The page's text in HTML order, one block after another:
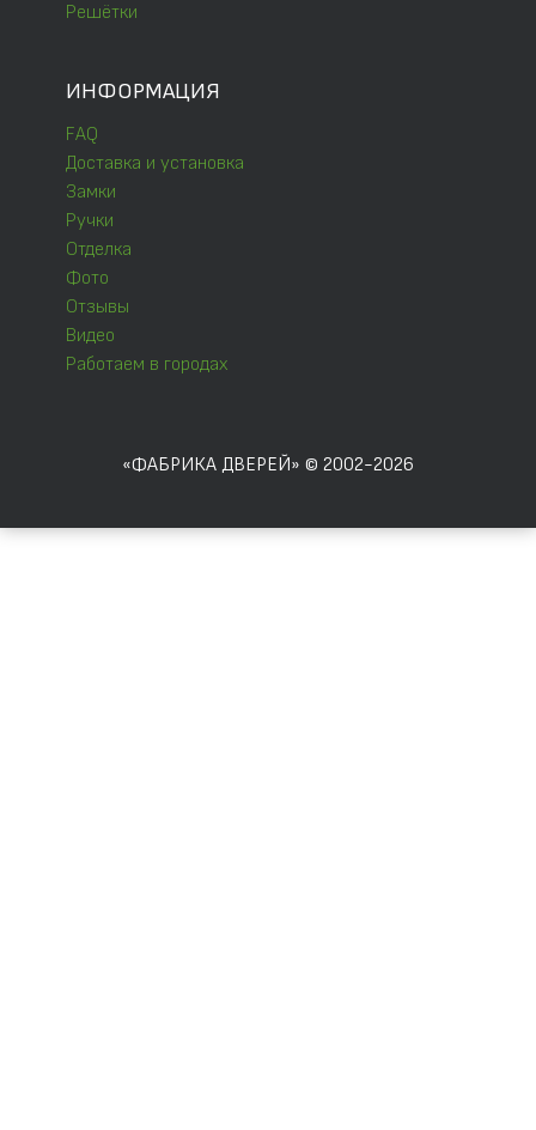
Решётки
ИНФОРМАЦИЯ
FAQ
Доставка и установка
Замки
Ручки
Отделка
Фото
Отзывы
Видео
Работаем в городах
«ФАБРИКА ДВЕРЕЙ» © 2002-2026